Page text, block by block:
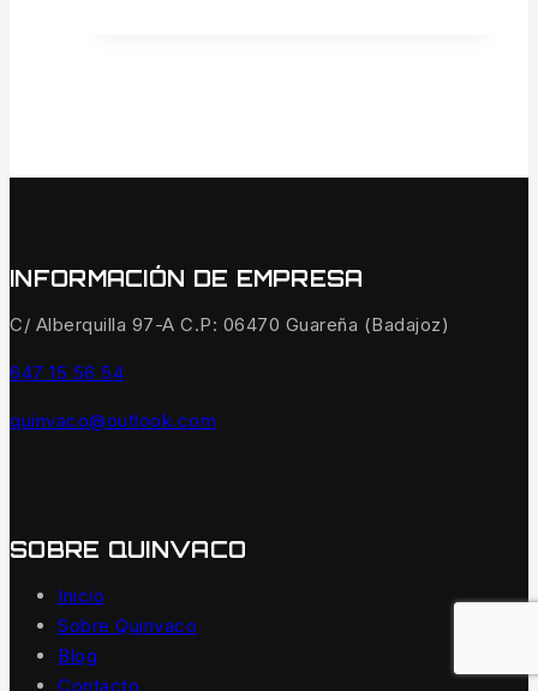
INFORMACIÓN DE EMPRESA
C/ Alberquilla 97-A C.P: 06470 Guareña (Badajoz)
647 15 56 54
quinvaco@outlook.com
SOBRE QUINVACO
Inicio
Sobre Quinvaco
Blog
Contacto